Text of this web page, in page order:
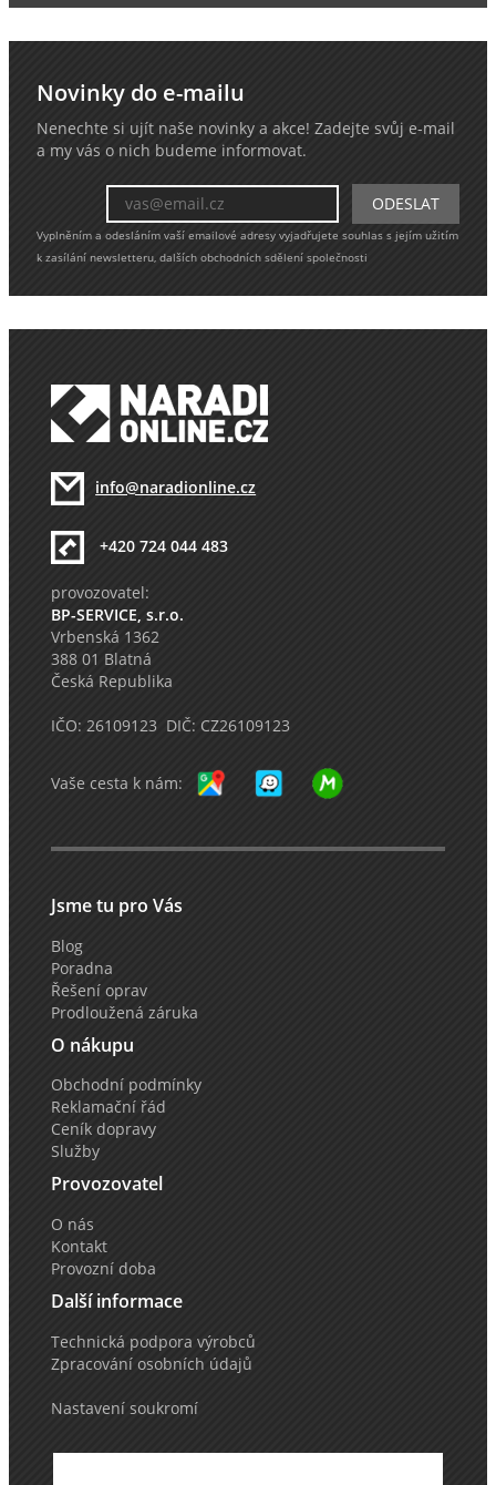
Novinky do e-mailu
Nenechte si ujít naše novinky a akce! Zadejte svůj e-mail
a my vás o nich budeme informovat.
Vyplněním a odesláním vaší emailové adresy vyjadřujete souhlas s jejím užitím
k zasílání newsletteru, dalších obchodních sdělení společnosti
info@naradionline.cz
+420 724 044 483
provozovatel:
BP-SERVICE, s.r.o.
Vrbenská 1362
388 01 Blatná
Česká Republika
IČO: 26109123 DIČ: CZ26109123
Vaše cesta k nám:
Jsme tu pro Vás
Blog
Poradna
Řešení oprav
Prodloužená záruka
O nákupu
Obchodní podmínky
Reklamační řád
Ceník dopravy
Služby
Provozovatel
O nás
Kontakt
Provozní doba
Další informace
Technická podpora výrobců
Zpracování osobních údajů
Nastavení soukromí